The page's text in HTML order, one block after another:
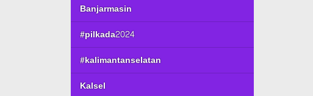
Banjarmasin
#pilkada2024
#kalimantanselatan
Kalsel